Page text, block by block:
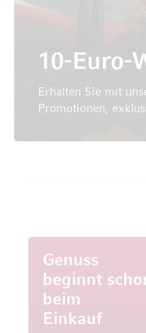
10-Euro-
Erhalten Sie mit
Promotionen,
Genuss
beginnt
beim
Einkauf